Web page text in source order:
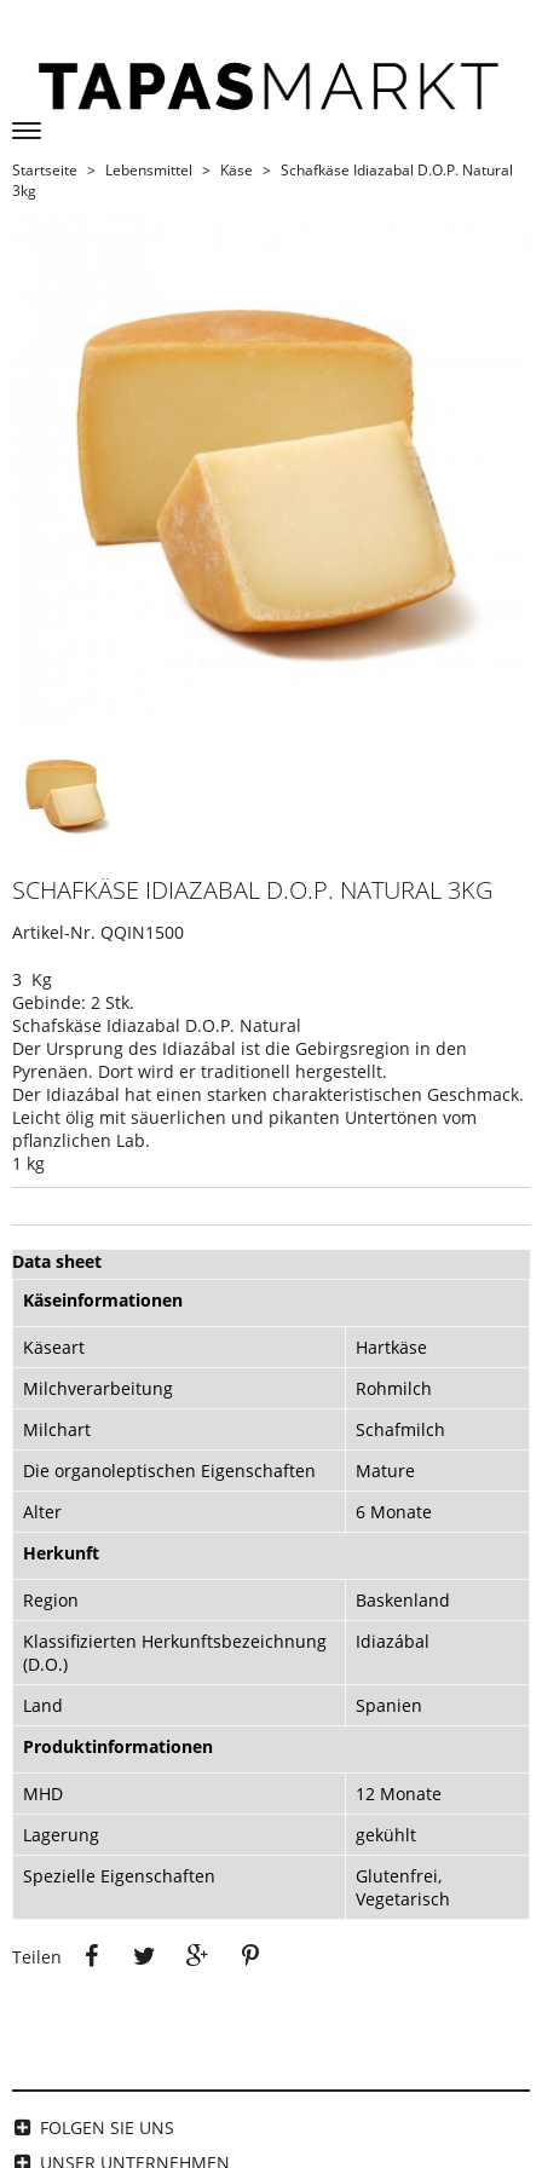
Startseite Lebensmittel Käse
Schafkäse Idiazabal D.O.P. Natural
3kg
SCHAFKÄSE IDIAZABAL D.O.P. NATURAL 3KG
Artikel-Nr. QQIN1500
3 Kg
Gebinde: 2 Stk.
Schafskäse Idiazabal D.O.P. Natural
Der Ursprung des Idiazábal ist die Gebirgsregion in den
Pyrenäen. Dort wird er traditionell hergestellt.
Der Idiazábal hat einen starken charakteristischen Geschmack.
Leicht ölig mit säuerlichen und pikanten Untertönen vom
pflanzlichen Lab.
1 kg
Data sheet
Käseinformationen
Käseart
Hartkäse
Milchverarbeitung
Rohmilch
Milchart
Schafmilch
Die organoleptischen Eigenschaften
Mature
Alter
6 Monate
Herkunft
Region
Baskenland
Klassifizierten Herkunftsbezeichnung
(D.O.)
Idiazábal
Land
Spanien
Produktinformationen
MHD
12 Monate
Lagerung
gekühlt
Spezielle Eigenschaften
Glutenfrei,
Vegetarisch
Teilen
Teilen Tweet Google+
FOLGEN SIE UNS
UNSER UNTERNEHMEN